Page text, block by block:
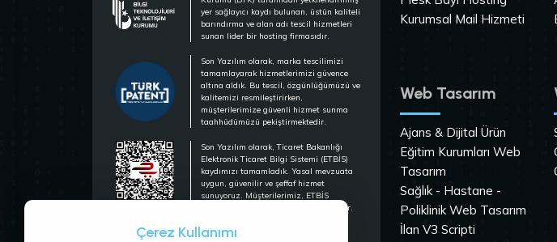
yer sağlayıcı kaydı bulunan, üstün kaliteli
barındırma ve alan adı tescil hizmetleri
sunan lider bir hosting firmasıdır.
Son Yazılım olarak, marka tescilimizi
tamamlayarak hizmetlerimizi güvence
altına aldık. Bu tescil, özgünlüğümüzü ve
kalitemizi resmileştirirken,
müşterilerimize güvenli hizmet sunma
taahhüdümüzü pekiştirmektedir.
Son Yazılım olarak, Ticaret Bakanlığı
Elektronik Ticaret Bilgi Sistemi (ETBİS)
kaydımızı tamamladık. Yasal mevzuata
uygun, güvenilir ve şeffaf hizmet
sunuyoruz. Müşterilerimiz, ETBİS
güvencesiyle güvenle alışveriş yapabilir.
geçebilirsiniz.
Kurumsal Mail Hizmeti
Web Tasarım
Ajans & Dijital Ürün
Eğitim Kurumları Web
Tasarım
Sağlık - Hastane -
Poliklinik Web Tasarım
İlan V3 Scripti
Çerez Kullanımı